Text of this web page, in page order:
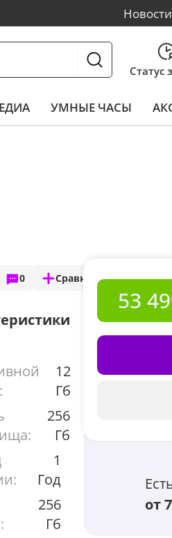
Новости
Статус
УМНЫЕ ЧАСЫ
0 Сравнить
12
Гб
256
Гб
1
Год
256
Гб
53
от